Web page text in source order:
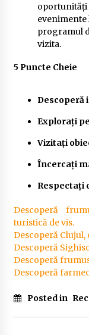
oportunități
evenimente
programul
vizita.
5 Puncte Cheie
Descoperă
Explorați
Vizitați
Încercați
Respectați
Descoperă
turistică de vis.
Descoperă
Descoperă
Descoperă
Descoperă
Posted in